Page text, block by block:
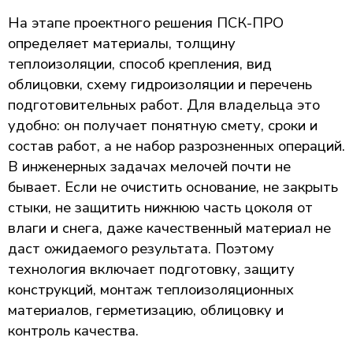
На этапе проектного решения ПСК-ПРО
определяет материалы, толщину
теплоизоляции, способ крепления, вид
облицовки, схему гидроизоляции и перечень
подготовительных работ. Для владельца это
удобно: он получает понятную смету, сроки и
состав работ, а не набор разрозненных операций.
В инженерных задачах мелочей почти не
бывает. Если не очистить основание, не закрыть
стыки, не защитить нижнюю часть цоколя от
влаги и снега, даже качественный материал не
даст ожидаемого результата. Поэтому
технология включает подготовку, защиту
конструкций, монтаж теплоизоляционных
материалов, герметизацию, облицовку и
контроль качества.